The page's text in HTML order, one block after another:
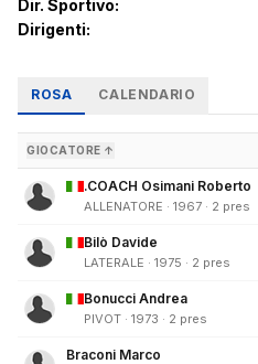
Dir. Sportivo:
Dirigenti:
ROSA CALENDARIO
GIOCATORE ↑
.COACH Osimani Roberto
ALLENATORE · 1967 · 2 pres
Bilò Davide
LATERALE · 1975 · 2 pres
Bonucci Andrea
PIVOT · 1973 · 2 pres
Braconi Marco